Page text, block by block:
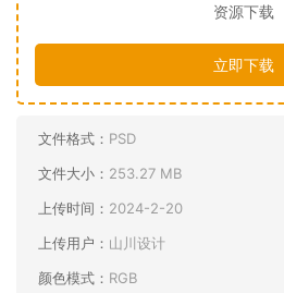
资源下载
立即下载
文件格式： PSD
文件大小： 253.27 MB
上传时间： 2024-2-20
上传用户： 山川设计
颜色模式： RGB